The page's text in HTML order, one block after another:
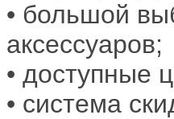
• большой
аксессуаров;
• доступные
• система